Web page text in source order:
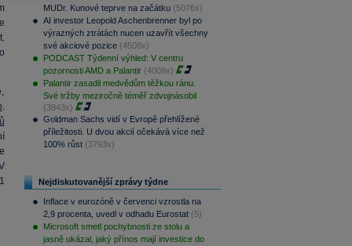
.
MUDr. Kunové teprve na začátku (5076x)
AI investor Leopold Aschenbrenner byl po
výrazných ztrátách nucen uzavřít všechny
své akciové pozice (4508x)
PODCAST Týdenní výhled: V centru
pozornosti AMD a Palantir (4009x)
Palantir zasadil medvědům těžkou ránu.
Své tržby meziročně téměř zdvojnásobil
(3843x)
Goldman Sachs vidí v Evropě přehlížené
příležitosti. U dvou akcií očekává více než
100% růst (3793x)
Nejdiskutovanější zprávy týdne
Inflace v eurozóně v červenci vzrostla na
2,9 procenta, uvedl v odhadu Eurostat (5)
Microsoft smetl pochybnosti ze stolu a
jasně ukázal, jaký přínos mají investice do